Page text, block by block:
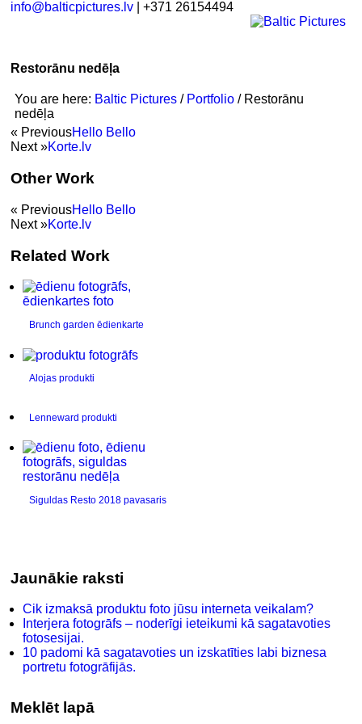
info@balticpictures.lv | +371 26154494
Restorānu nedēļa
You are here: Baltic Pictures / Portfolio / Restorānu
nedēļa
« PreviousHello Bello
Next »Korte.lv
Other Work
« PreviousHello Bello
Next »Korte.lv
Related Work
Brunch garden ēdienkarte
Alojas produkti
Lenneward produkti
Siguldas Resto 2018 pavasaris
Jaunākie raksti
Cik izmaksā produktu foto jūsu interneta veikalam?
Interjera fotogrāfs – noderīgi ieteikumi kā sagatavoties
fotosesijai.
10 padomi kā sagatavoties un izskatīties labi biznesa
portretu fotogrāfijās.
Meklēt lapā